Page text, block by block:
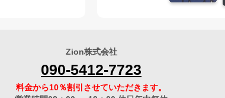
Zion株式会社
090-5412-7723
料金から10％割引させていただきます。